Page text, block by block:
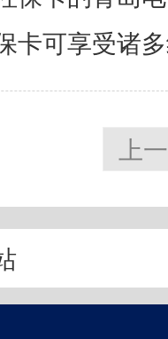
卡可享受诸
上